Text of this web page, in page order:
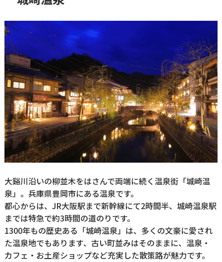
⼤谿川沿いの柳並木をはさんで両端に続く温泉街「城崎温
泉」。兵庫県豊岡市にある温泉です。
都心からは、JR大阪駅まで新幹線にて2時間半、城崎温泉駅
までは特急で約3時間の道のりです。
1300年もの歴史ある「城崎温泉」は、多くの文豪に愛され
た温泉地でもあります、古い町並みはそのままに、温泉・
カフェ・お土産ショップなど充実した散策路が魅力です。